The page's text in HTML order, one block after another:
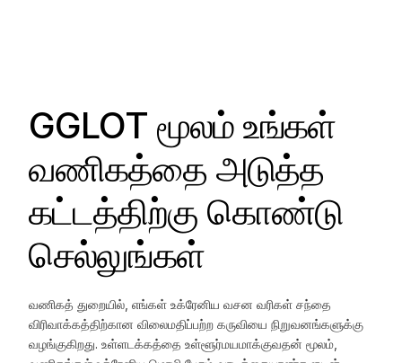
GGLOT மூலம் உங்கள்
வணிகத்தை அடுத்த
கட்டத்திற்கு கொண்டு
செல்லுங்கள்
வணிகத் துறையில், எங்கள் உக்ரேனிய வசன வரிகள் சந்தை
விரிவாக்கத்திற்கான விலைமதிப்பற்ற கருவியை நிறுவனங்களுக்கு
வழங்குகிறது. உள்ளடக்கத்தை உள்ளூர்மயமாக்குவதன் மூலம்,